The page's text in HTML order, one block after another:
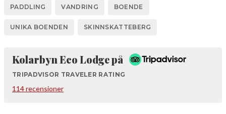
PADDLING VANDRING BOENDE
UNIKA BOENDEN SKINNSKATTEBERG
Kolarbyn Eco Lodge på Tripadvisor
TRIPADVISOR TRAVELER RATING
114 recensioner